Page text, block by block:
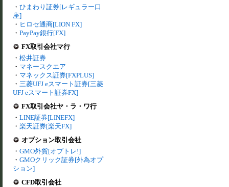
・ ひまわり証券[レギュラー口
座]
・ ヒロセ通商[LION FX]
・ PayPay銀行[FX]
FX取引会社マ行
・ 松井証券
・ マネースクエア
・ マネックス証券[FXPLUS]
・ 三菱UFJ eスマート証券[三菱
UFJ eスマート証券FX]
FX取引会社ヤ・ラ・ワ行
・ LINE証券[LINEFX]
・ 楽天証券[楽天FX]
オプション取引会社
・ GMO外貨[オプトレ!]
・ GMOクリック証券[外為オプ
ション]
CFD取引会社